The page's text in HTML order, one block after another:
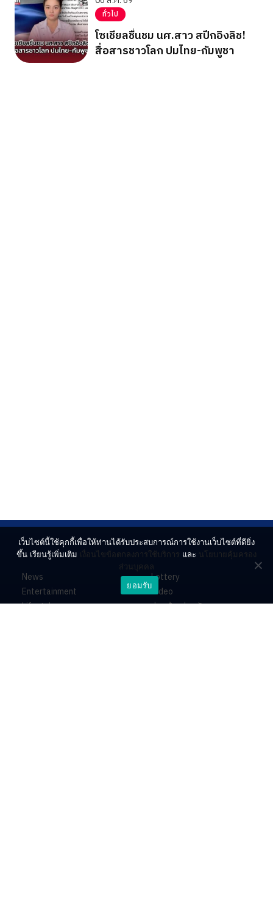
ทั่วไป
โซเชียลชื่นชม นศ.สาว สปีกอิงลิช!
สื่อสารชาวโลก ปมไทย-กัมพูชา
News
Entertainment
Lifestyle
Lottery
Video
ร่วมด้วยช่วยกัน
เว็บไซต์นี้ใช้คุกกี้เพื่อให้ท่านได้รับประสบการณ์การใช้งานเว็บไซต์ที่ดียิ่ง
ขึ้น เรียนรู้เพิ่มเติม เงื่อนไขข้อตกลงการใช้บริการ และ นโยบายคุ้มครอง
ส่วนบุคคล
ยอมรับ